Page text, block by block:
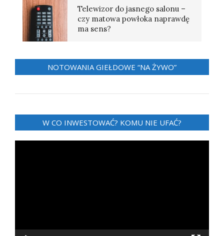
Telewizor do jasnego salonu –
czy matowa powłoka naprawdę
ma sens?
NOTOWANIA GIEŁDOWE “NA ŻYWO”
W CO INWESTOWAĆ? KOMU NIE UFAĆ?